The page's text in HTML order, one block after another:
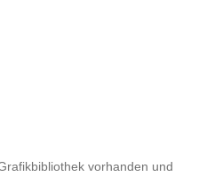
vorhanden und